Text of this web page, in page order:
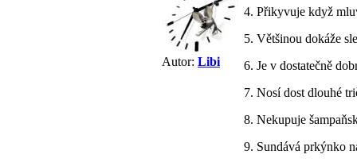
Autor: Libi
4. Přikyvuje když
5. Většinou dokáže
6. Je v dostatečně
7. Nosí dost dlouhé
8. Nekupuje
9. Sundává prkýnko